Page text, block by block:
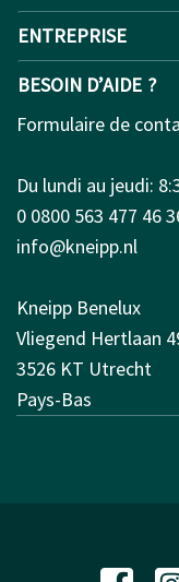
ENTREPRISE
BESOIN D’AIDE ?
Formulaire de
Du lundi au jeudi:
0 0800 563 477 46
info@kneipp.nl
Kneipp Benelux
Vliegend Hertlaan
3526 KT Utrecht
Pays-Bas